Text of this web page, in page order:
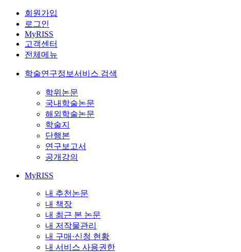
회원가입
로그인
MyRISS
고객센터
전체메뉴
학술연구정보서비스 검색
학위논문
국내학술논문
해외학술논문
학술지
단행본
연구보고서
공개강의
MyRISS
내 추천논문
내 책장
내 최근 본 논문
내 저작물관리
내 구매·신청 현황
내 서비스 사용권한